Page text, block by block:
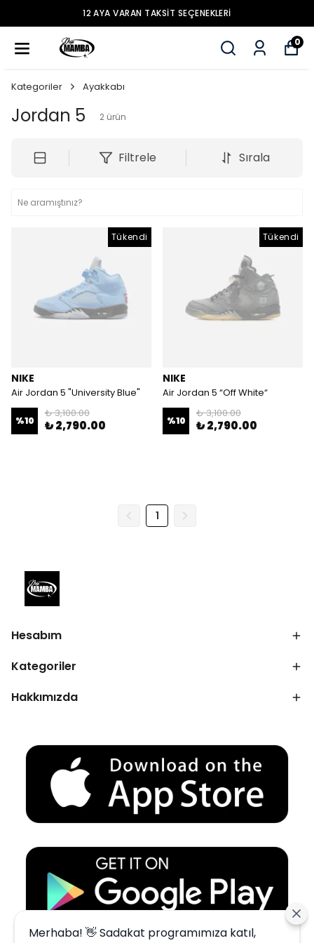
12 AYA VARAN TAKSİT SEÇENEKLERİ
0
Kategoriler Ayakkabı
Jordan 5 2 ürün
Filtrele Sırala
Tükendi
NIKE
Air Jordan 5 "University Blue"
%10
₺ 3,100.00
₺ 2,790.00
Tükendi
NIKE
Air Jordan 5 “Off White“
%10
₺ 3,100.00
₺ 2,790.00
1
Hesabım
Kategoriler
Hakkımızda
Merhaba! 👋 Sadakat programımıza katıl,